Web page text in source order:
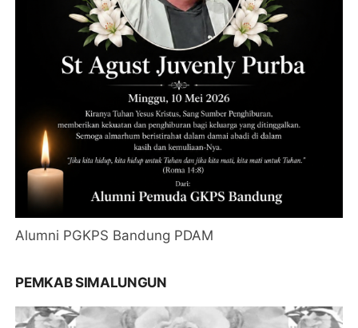
Alumni PGKPS Bandung PDAM
PEMKAB SIMALUNGUN